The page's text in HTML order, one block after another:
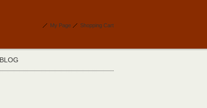
My Page Shopping Cart
BLOG